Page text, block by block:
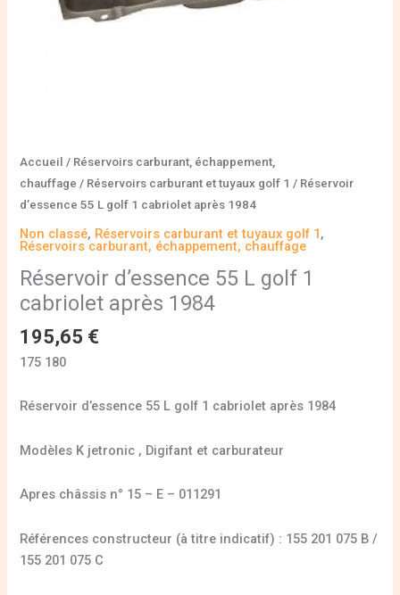
Accueil / Réservoirs carburant, échappement,
chauffage / Réservoirs carburant et tuyaux golf 1 / Réservoir
d’essence 55 L golf 1 cabriolet après 1984
Non classé, Réservoirs carburant et tuyaux golf 1,
Réservoirs carburant, échappement, chauffage
Réservoir d’essence 55 L golf 1
cabriolet après 1984
195,65 €
175 180
Réservoir d’essence 55 L golf 1 cabriolet après 1984
Modèles K jetronic , Digifant et carburateur
Apres châssis n° 15 – E – 011291
Références constructeur (à titre indicatif) : 155 201 075 B /
155 201 075 C